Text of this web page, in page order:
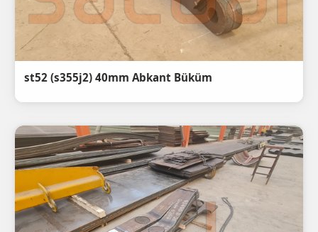
st52 (s355j2) 40mm Abkant Büküm